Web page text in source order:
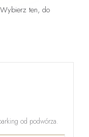
ten, do
od podwórza.